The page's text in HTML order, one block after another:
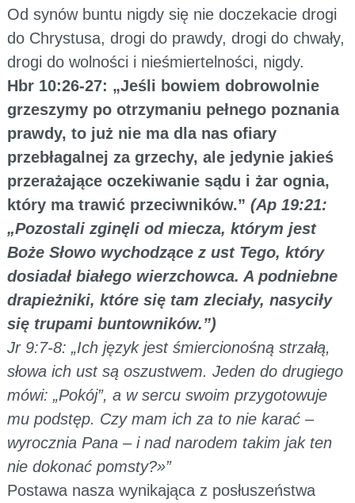
Od synów buntu nigdy się nie doczekacie drogi
do Chrystusa, drogi do prawdy, drogi do chwały,
drogi do wolności i nieśmiertelności, nigdy.
Hbr 10:26-27: „Jeśli bowiem dobrowolnie
grzeszymy po otrzymaniu pełnego poznania
prawdy, to już nie ma dla nas ofiary
przebłagalnej za grzechy, ale jedynie jakieś
przerażające oczekiwanie sądu i żar ognia,
który ma trawić przeciwników.” (Ap 19:21:
„Pozostali zginęli od miecza, którym jest
Boże Słowo wychodzące z ust Tego, który
dosiadał białego wierzchowca. A podniebne
drapieżniki, które się tam zleciały, nasyciły
się trupami buntowników.”)
Jr 9:7-8: „Ich język jest śmiercionośną strzałą,
słowa ich ust są oszustwem. Jeden do drugiego
mówi: „Pokój”, a w sercu swoim przygotowuje
mu podstęp. Czy mam ich za to nie karać –
wyrocznia Pana – i nad narodem takim jak ten
nie dokonać pomsty?»”
Postawa nasza wynikająca z posłuszeństwa